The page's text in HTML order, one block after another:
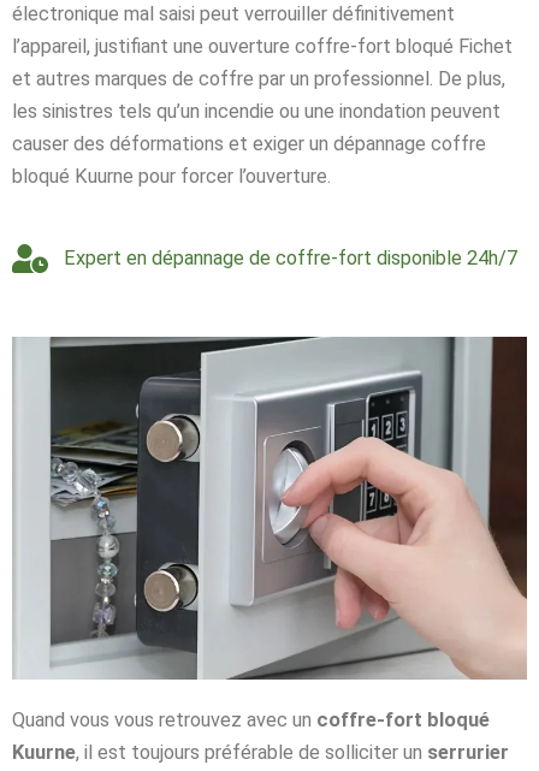
électronique mal saisi peut verrouiller définitivement
l’appareil, justifiant une ouverture coffre-fort bloqué Fichet
et autres marques de coffre par un professionnel. De plus,
les sinistres tels qu’un incendie ou une inondation peuvent
causer des déformations et exiger un dépannage coffre
bloqué Kuurne pour forcer l’ouverture.
Expert en dépannage de coffre-fort disponible 24h/7
Quand vous vous retrouvez avec un coffre-fort bloqué
Kuurne, il est toujours préférable de solliciter un serrurier